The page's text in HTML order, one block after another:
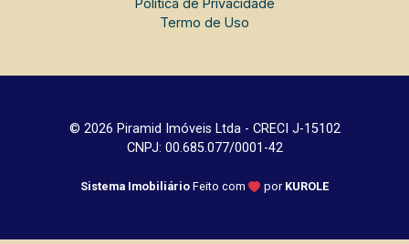
Política de Privacidade
Termo de Uso
© 2026 Piramid Imóveis Ltda - CRECI J-15102
CNPJ: 00.685.077/0001-42
Sistema Imobiliário Feito com por KUROLE